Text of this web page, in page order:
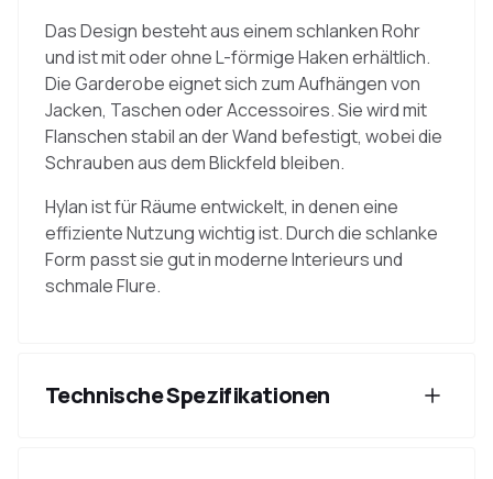
Das Design besteht aus einem schlanken Rohr
und ist mit oder ohne L-förmige Haken erhältlich.
Die Garderobe eignet sich zum Aufhängen von
Jacken, Taschen oder Accessoires. Sie wird mit
Flanschen stabil an der Wand befestigt, wobei die
Schrauben aus dem Blickfeld bleiben.
Hylan ist für Räume entwickelt, in denen eine
effiziente Nutzung wichtig ist. Durch die schlanke
Form passt sie gut in moderne Interieurs und
schmale Flure.
Technische Spezifikationen